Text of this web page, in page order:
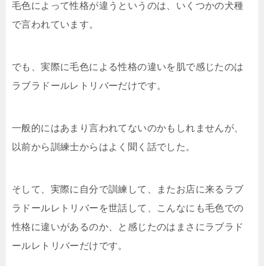
毛色によって性格が違うというのは、いくつかの犬種
で言われています。
でも、実際に毛色による性格の違いを肌で感じたのは
ラブラドールレトリバーだけです。
一般的にはあまり言われてないのかもしれませんが、
以前から訓練士からはよく聞く話でした。
そして、実際に自分で訓練して、またお店に来るラブ
ラドールレトリバーを世話して、こんなにも毛色での
性格に違いがあるのか、と感じたのはまさにラブラド
ールレトリバーだけです。